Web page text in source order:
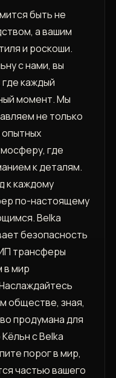
быть не
а вашим
и роскоши.
с нами, вы
каждый
момент. Мы
не только
где
к деталям.
к каждому
по-настоящему
Belka
безопасность
трансферы
в мир
обществе, зная,
продумана для
с Belka
порог в мир,
частью вашего